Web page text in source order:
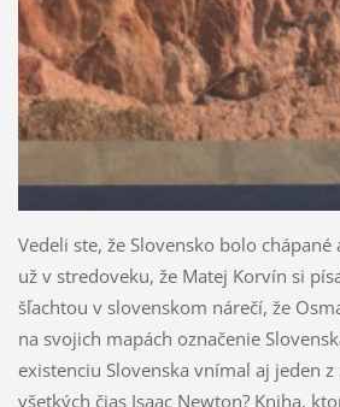
Vedeli ste, že Slovensko bolo
už v stredo­veku, že Matej Korvín si
šľachtou v slovenskom nárečí, že
na svojich mapách označenie
existenciu Slovenska vnímal aj jeden
všetkých čias Isaac Newton? Kniha,